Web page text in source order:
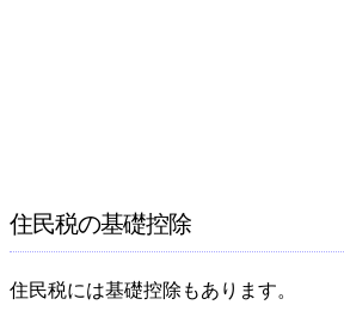
住民税の基礎控除
住民税には基礎控除もあります。